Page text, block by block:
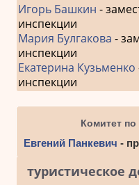
Игорь Башкин -
инспекции
Мария Булгакова -
инспекции
Екатерина Кузьменко
инспекции
Комитет
Евгений Панкевич -
туристическое